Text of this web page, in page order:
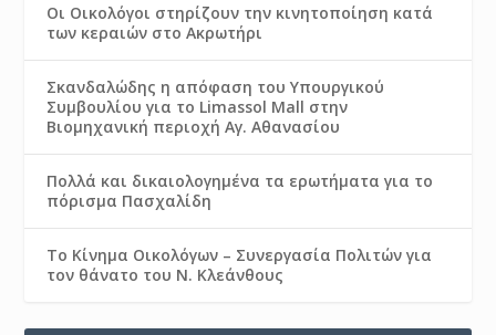
Οι Οικολόγοι στηρίζουν την κινητοποίηση κατά
των κεραιών στο Ακρωτήρι
Σκανδαλώδης η απόφαση του Υπουργικού
Συμβουλίου για το Limassol Mall στην
Βιομηχανική περιοχή Αγ. Αθανασίου
Πολλά και δικαιολογημένα τα ερωτήματα για το
πόρισμα Πασχαλίδη
Το Κίνημα Οικολόγων – Συνεργασία Πολιτών για
τον θάνατο του Ν. Κλεάνθους